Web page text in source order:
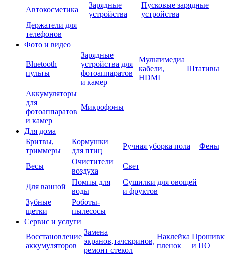
Автокосметика
Зарядные
устройства
Пусковые зарядные
устройства
Держатели для
телефонов
Фото и видео
Bluetooth
пульты
Зарядные
устройства для
фотоаппаратов
и камер
Мультимедиа
кабели,
HDMI
Штативы
Аккумуляторы
для
фотоаппаратов
и камер
Микрофоны
Для дома
Бритвы,
триммеры
Кормушки
для птиц
Ручная уборка пола Фены
Весы
Очистители
воздуха
Свет
Для ванной
Помпы для
воды
Сушилки для овощей
и фруктов
Зубные
щетки
Роботы-
пылесосы
Сервис и услуги
Восстановление
аккумуляторов
Замена
экранов,тачскринов,
ремонт стекол
Наклейка
пленок
и ПО